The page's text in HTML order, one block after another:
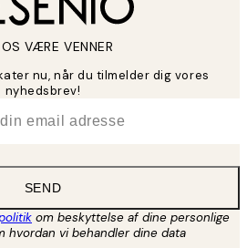
VÆRE VENNER
nu, når du tilmelder dig vores
nyhedsbrev!
SEND
om beskyttelse af dine personlige
hvordan vi behandler dine data